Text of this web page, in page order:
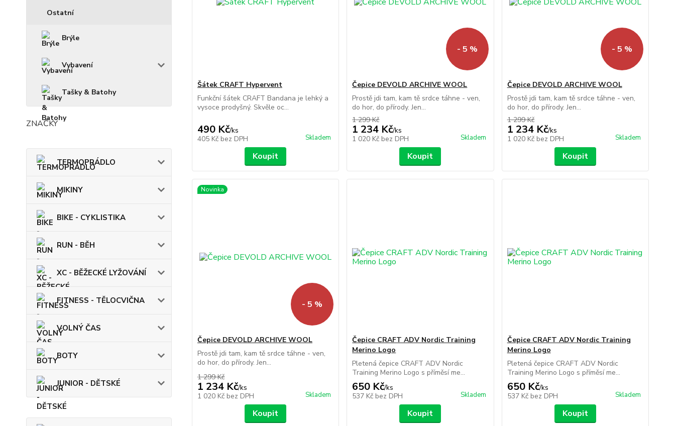
Ostatní
Brýle
Vybavení
Tašky & Batohy
ZNAČKY
TERMOPRÁDLO
MIKINY
BIKE - CYKLISTIKA
RUN - BĚH
XC - BĚŽECKÉ LYŽOVÁNÍ
FITNESS - TĚLOCVIČNA
VOLNÝ ČAS
BOTY
JUNIOR - DĚTSKÉ
Šátek CRAFT Hypervent
Funkční šátek CRAFT Bandana je lehký a
vysoce prodyšný. Skvěle oc...
490 Kč/ks
405 Kč bez DPH Skladem
Koupit
- 5 %
Čepice DEVOLD ARCHIVE WOOL
Prostě jdi tam, kam tě srdce táhne - ven,
do hor, do přírody. Jen...
1 299 Kč
1 234 Kč/ks
1 020 Kč bez DPH Skladem
Koupit
- 5 %
Čepice DEVOLD ARCHIVE WOOL
Prostě jdi tam, kam tě srdce táhne - ven,
do hor, do přírody. Jen...
1 299 Kč
1 234 Kč/ks
1 020 Kč bez DPH Skladem
Koupit
Novinka
- 5 %
Čepice DEVOLD ARCHIVE WOOL
Prostě jdi tam, kam tě srdce táhne - ven,
do hor, do přírody. Jen...
1 299 Kč
1 234 Kč/ks
1 020 Kč bez DPH Skladem
Koupit
Čepice CRAFT ADV Nordic Training
Merino Logo
Pletená čepice CRAFT ADV Nordic
Training Merino Logo s příměsí me...
650 Kč/ks
537 Kč bez DPH Skladem
Koupit
Čepice CRAFT ADV Nordic Training
Merino Logo
Pletená čepice CRAFT ADV Nordic
Training Merino Logo s příměsí me...
650 Kč/ks
537 Kč bez DPH Skladem
Koupit